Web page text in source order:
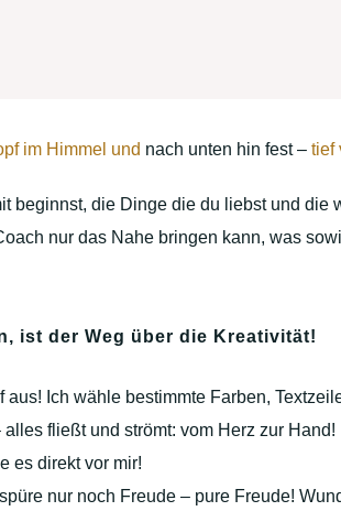
im Himmel und nach unten hin fest – tief
beginnst, die Dinge die du liebst und die
nur das Nahe bringen kann, was
ist der Weg über die Kreativität!
Ich wähle bestimmte Farben,
fließt und strömt: vom Herz zur Hand!
es direkt vor mir!
nur noch Freude – pure Freude!